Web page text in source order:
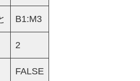
B1:M3
2
FALSE